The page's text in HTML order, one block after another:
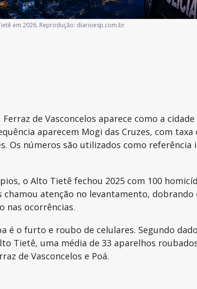
em 2026. Reprodução: diarioesp.com.br
de Vasconcelos aparece como a
aparecem Mogi das Cruzes, com
Os números são utilizados como
o Alto Tietê fechou 2025 com 100
atenção no levantamento,
nas ocorrências.
o furto e roubo de celulares. Segundo
Tietê, uma média de 33 aparelhos
de Vasconcelos e Poá.